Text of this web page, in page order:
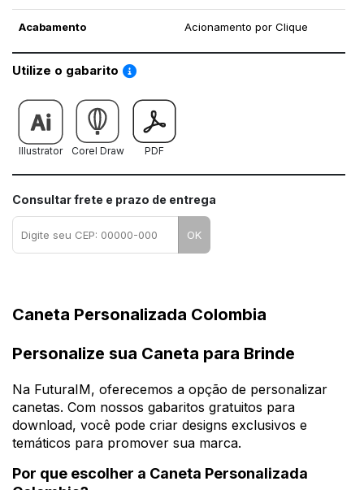
Acabamento Acionamento por Clique
Utilize o gabarito Saiba como utilizar os nossos gabaritos
Illustrator Corel Draw PDF
Consultar frete e prazo de entrega
OK
Caneta Personalizada Colombia
Personalize sua Caneta para Brinde
Na FuturaIM, oferecemos a opção de personalizar
canetas. Com nossos gabaritos gratuitos para
download, você pode criar designs exclusivos e
temáticos para promover sua marca.
Por que escolher a Caneta Personalizada